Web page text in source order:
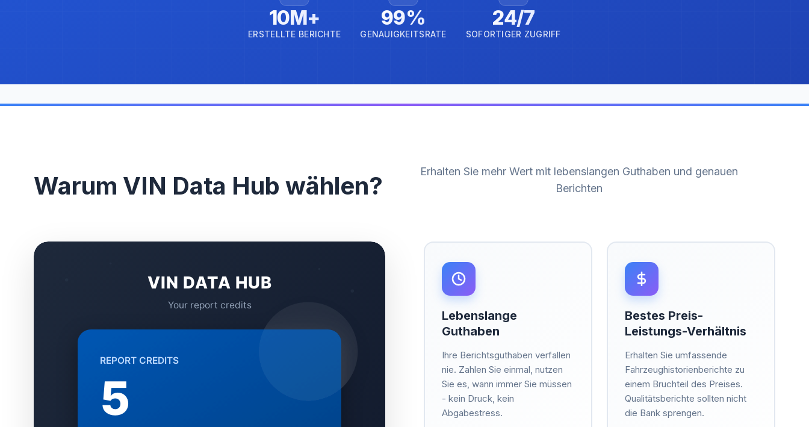
10M+
ERSTELLTE BERICHTE
99%
GENAUIGKEITSRATE
24/7
SOFORTIGER ZUGRIFF
Warum VIN Data Hub wählen?
Erhalten Sie mehr Wert mit lebenslangen Guthaben und genauen
Berichten
Lebenslange
Guthaben
Ihre Berichtsguthaben verfallen
nie. Zahlen Sie einmal, nutzen
Sie es, wann immer Sie müssen
- kein Druck, kein
Abgabestress.
Bestes Preis-
Leistungs-Verhältnis
Erhalten Sie umfassende
Fahrzeughistorienberichte zu
einem Bruchteil des Preises.
Qualitätsberichte sollten nicht
die Bank sprengen.